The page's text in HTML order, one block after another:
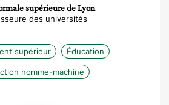
supérieure de Lyon
des universités
supérieur Éducation
homme-machine